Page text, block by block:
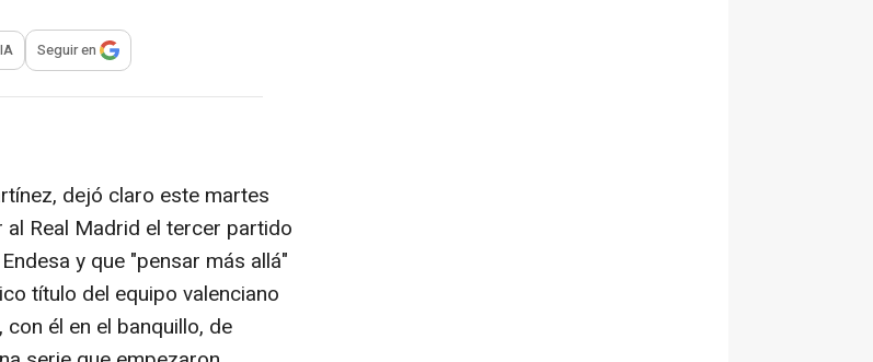
para compartir
IA Seguir en
dejó claro este martes
Real Madrid el tercer partido
y que "pensar más allá"
título del equipo valenciano
él en el banquillo, de